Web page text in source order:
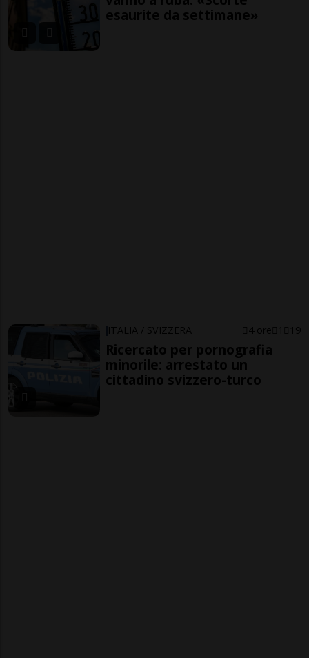
esaurite da settimane»
ITALIA / SVIZZERA 4 ore 1 19
Ricercato per pornografia
minorile: arrestato un
cittadino svizzero-turco